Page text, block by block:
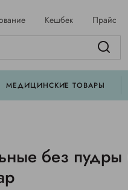
Кешбек Прайс
МЕДИЦИНСКИЕ ТОВАРЫ
без